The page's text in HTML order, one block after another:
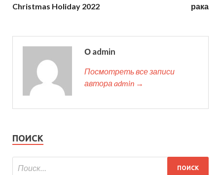
Christmas Holiday 2022
рака
О admin
Посмотреть все записи
автора admin →
ПОИСК